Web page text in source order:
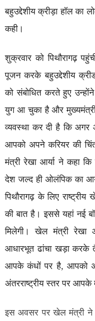
बहुउद्देशीय क्रीड़ा हॉल का
कही।
शुक्रवार को पिथौरागढ़
पूजन करके बहुउद्देशीय
को संबोधित करते हुए
युग आ चुका है और मुख्यमंत्री
व्यवस्था कर दी है कि
आपको अपने करियर की
मंत्री रेखा आर्या ने कहा कि
देश जल्द ही ओलंपिक का
पिथौरागढ़ के लिए राष्ट्रीय
की बात है। इससे यहां नई
मिलेगी। खेल मंत्री रेखा
आधारभूत ढांचा खड़ा करके
आपके कंधों पर है, आपको
अंतरराष्ट्रीय स्तर पर आपके
इस अवसर पर खेल मंत्री ने